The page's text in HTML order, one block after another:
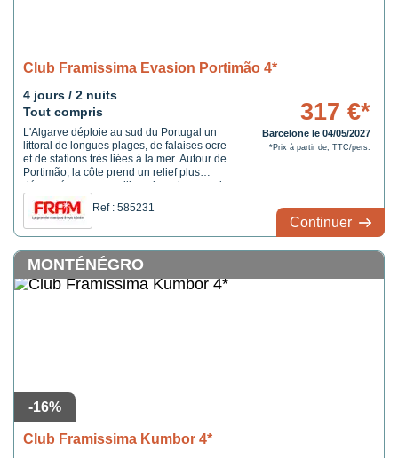
Club Framissima Evasion Portimão 4*
4 jours / 2 nuits
Tout compris
L'Algarve déploie au sud du Portugal un
littoral de longues plages, de falaises ocre
et de stations très liées à la mer. Autour de
Portimão, la côte prend un relief plus
découpé, avec une ville qui garde un vrai
lien avec son port, sa marina, son centre
commerçant et Praia da Rocha, l'une des
plages les plus connues de la région, avec
son large ...
Ref : 585231
317 €*
Barcelone le 04/05/2027
*Prix à partir de, TTC/pers.
Continuer
-16%
MONTÉNÉGRO
Club Framissima Kumbor 4*